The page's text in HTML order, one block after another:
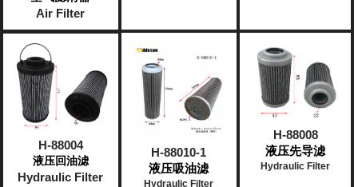
Air Filter
H-88004
液压回油滤
Hydraulic Filter
H-88010-1
液压吸油滤
Hydraulic Filter
H-88008
液压先导滤
Hydraulic Filter